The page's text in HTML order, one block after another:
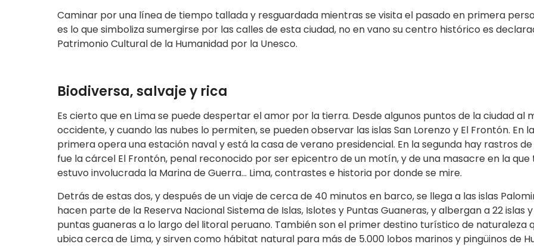
Caminar por una línea de tiempo tallada y resguardada mientras se visita el pasado en primera
es lo que simboliza sumergirse por las calles de esta ciudad, no en vano su centro histórico es
Patrimonio Cultural de la Humanidad por la Unesco.
Biodiversa, salvaje y rica
Es cierto que en Lima se puede despertar el amor por la tierra. Desde algunos puntos de la ciudad al
occidente, y cuando las nubes lo permiten, se pueden observar las islas San Lorenzo y El Frontón. En la
primera opera una estación naval y está la casa de verano presidencial. En la segunda hay rastros
fue la cárcel El Frontón, penal reconocido por ser epicentro de un motín, y de una masacre en la
estuvo involucrada la Marina de Guerra… Lima, contrastes e historia por donde se mire.
Detrás de estas dos, y después de un viaje de cerca de 40 minutos en barco, se llega a las islas
hacen parte de la Reserva Nacional Sistema de Islas, Islotes y Puntas Guaneras, y albergan a 22 islas y
puntas guaneras a lo largo del litoral peruano. También son el primer destino turístico de naturaleza
ubica cerca de Lima, y sirven como hábitat natural para más de 5.000 lobos marinos y pingüinos de